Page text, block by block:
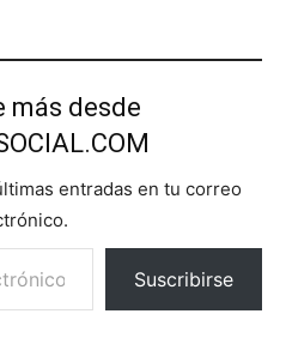
más desde
entradas en tu correo
Suscribirse